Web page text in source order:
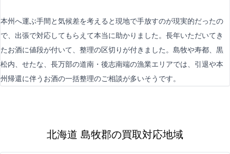
本州へ運ぶ手間と気候差を考えると現地で手放すのが現実的だったの
で、出張で対応してもらえて本当に助かりました。長年いただいてき
たお酒に値段が付いて、整理の区切りが付きました。島牧や寿都、黒
松内、せたな、長万部の道南・後志南端の漁業エリアでは、引退や本
州帰還に伴うお酒の一括整理のご相談が多いそうです。
北海道 島牧郡の買取対応地域